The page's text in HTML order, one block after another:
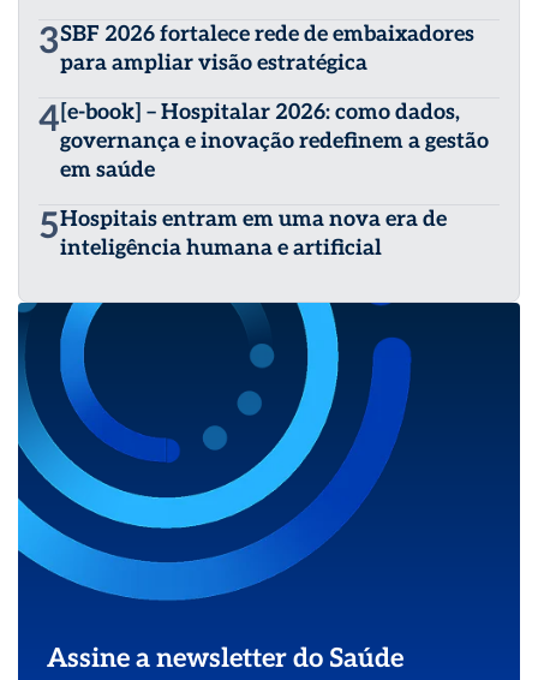
3SBF 2026 fortalece rede de embaixadores
para ampliar visão estratégica
4[e-book] – Hospitalar 2026: como dados,
governança e inovação redefinem a gestão
em saúde
5Hospitais entram em uma nova era de
inteligência humana e artificial
Assine a newsletter do Saúde